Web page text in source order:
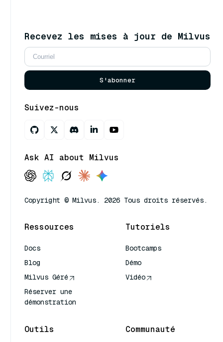
Recevez les mises à jour de Milvus
S'abonner
Suivez-nous
Ask AI about Milvus
Copyright © Milvus. 2026 Tous droits réservés.
Ressources
Docs
Blog
Milvus Géré
Réserver une
démonstration
Tutoriels
Bootcamps
Démo
Vidéo
Outils Communauté